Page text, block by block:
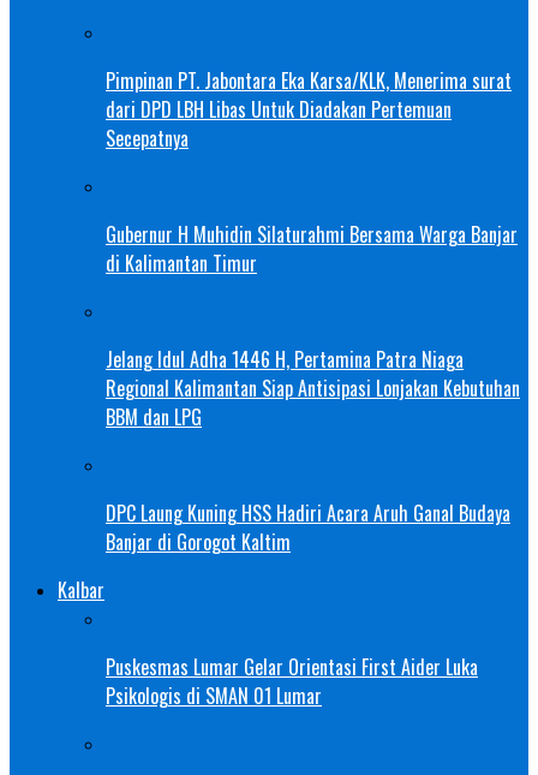
Pimpinan PT. Jabontara Eka Karsa/KLK, Menerima surat
dari DPD LBH Libas Untuk Diadakan Pertemuan
Secepatnya
Gubernur H Muhidin Silaturahmi Bersama Warga Banjar
di Kalimantan Timur
Jelang Idul Adha 1446 H, Pertamina Patra Niaga
Regional Kalimantan Siap Antisipasi Lonjakan Kebutuhan
BBM dan LPG
DPC Laung Kuning HSS Hadiri Acara Aruh Ganal Budaya
Banjar di Gorogot Kaltim
Kalbar
Puskesmas Lumar Gelar Orientasi First Aider Luka
Psikologis di SMAN 01 Lumar